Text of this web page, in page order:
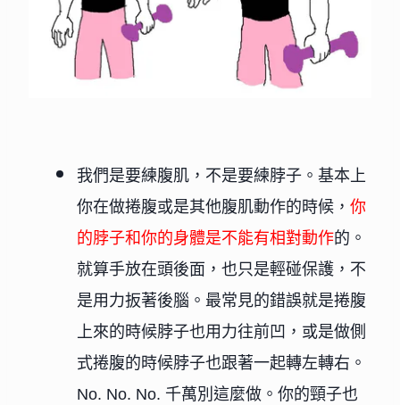
我們是要練腹肌，不是要練脖子。 基本上
你在做捲腹或是其他腹肌動作的時候， 你
的脖子和你的身體是不能有相對動作的。
就算手放在頭後面，也只是輕碰保護，不
是用力扳著後腦。最常見的錯誤就是捲腹
上來的時候脖子也用力往前凹 ，或是做側
式捲腹的時候脖子也跟著一起轉左轉右 。
No. No. No. 千萬別這麼做。你的頸子也